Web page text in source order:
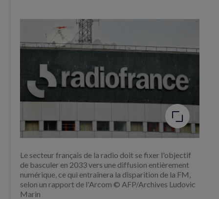
Agrandir
l'image
Le secteur français de la radio doit se fixer l'objectif
de basculer en 2033 vers une diffusion entièrement
numérique, ce qui entraînera la disparition de la FM,
selon un rapport de l'Arcom © AFP/Archives Ludovic
Marin